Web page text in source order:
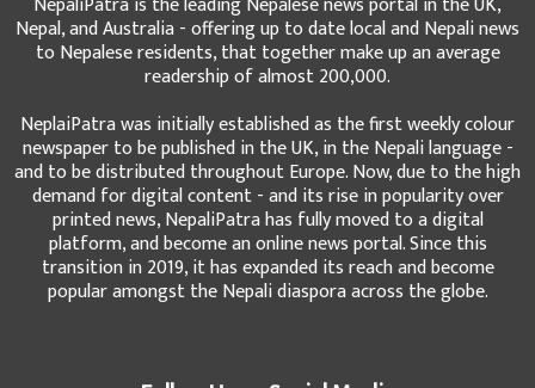
Nepal, and Australia - offering up to date local and Nepali news
to Nepalese residents, that together make up an average
readership of almost 200,000.
NeplaiPatra was initially established as the first weekly colour
newspaper to be published in the UK, in the Nepali language -
and to be distributed throughout Europe. Now, due to the high
demand for digital content - and its rise in popularity over
printed news, NepaliPatra has fully moved to a digital
platform, and become an online news portal. Since this
transition in 2019, it has expanded its reach and become
popular amongst the Nepali diaspora across the globe.